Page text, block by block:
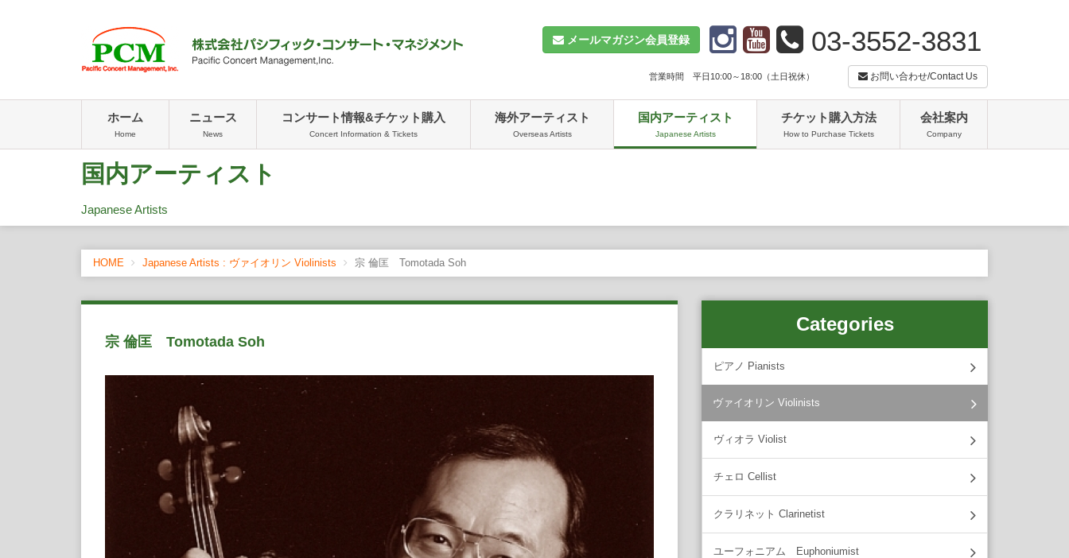
メールマガジン会員登録 03-3552-3831
営業時間 平日10:00～18:00（土日祝休） お問い合わせ/Contact Us
ホーム
Home
ニュース
News
コンサート情報&チケット購入
Concert Information & Tickets
海外アーティスト
Overseas Artists
国内アーティスト
Japanese Artists
チケット購入方法
How to Purchase Tickets
会社案内
Company
国内アーティスト
Japanese Artists
HOME Japanese Artists : ヴァイオリン Violinists 宗 倫匡 Tomotada Soh
宗 倫匡 Tomotada Soh
Categories
ピアノ Pianists
ヴァイオリン Violinists
ヴィオラ Violist
チェロ Cellist
クラリネット Clarinetist
ユーフォニアム Euphoniumist